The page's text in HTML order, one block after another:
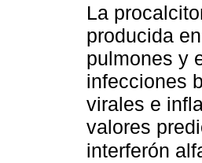
La
producida
pulmones y
infecciones
virales e
valores
interferón